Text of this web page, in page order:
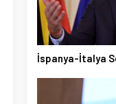
İspanya-İtalya